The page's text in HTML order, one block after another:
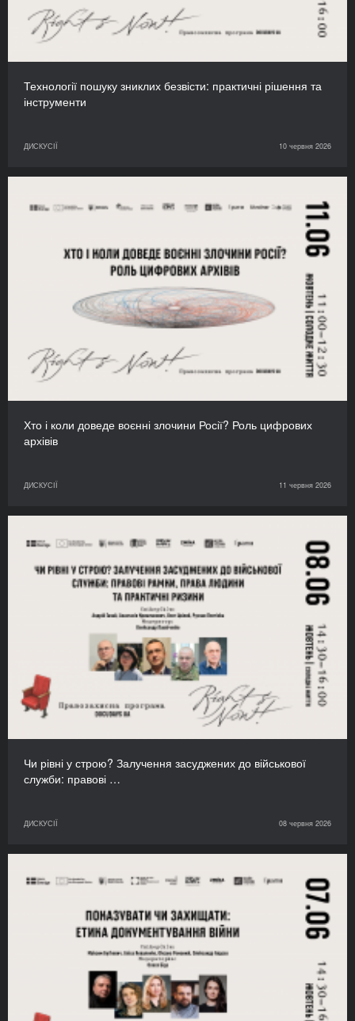
Технології пошуку зниклих безвісти: практичні рішення та
інструменти
ДИСКУСІЇ 10 червня 2026
Хто і коли доведе воєнні злочини Росії? Роль цифрових
архівів
ДИСКУСІЇ 11 червня 2026
Чи рівні у строю? Залучення засуджених до військової
служби: правові …
ДИСКУСІЇ 08 червня 2026